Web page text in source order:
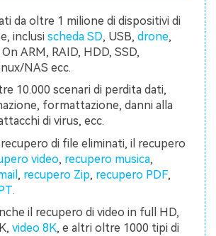
da oltre 1 milione di dispositivi di
inclusischeda SD, USB,drone,
ARM, RAID, HDD, SSD,
NAS ecc.
10.000 scenari di perdita dati,
formattazione, danni alla
di virus, ecc.
di file eliminati, il recupero
video, recupero musica,
, recupero Zip, recupero PDF,
.
il recupero di video in full HD,
video 8K, e altri oltre 1000 tipi di